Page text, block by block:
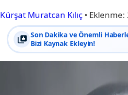
Kürşat Muratcan Kılıç • Eklenme:
Son Dakika ve Önemli
Bizi Kaynak Ekleyin!